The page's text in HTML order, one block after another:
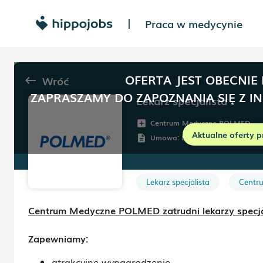
| Praca w medycynie
OFERTA JEST
ZAPRASZAMY DO ZAPOZNANIA SIĘ Z
Aktualne oferty
keyboard_backspace Wróć
Lekarz specjalista
add_box Centrum Medyczne POLMED
description Umowa: Dowolna
Lekarz specjalista
Centrum Medyczne POLMED zatrudni lekarzy
Zapewniamy: